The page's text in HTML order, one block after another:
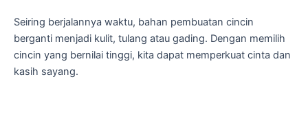
Seiring berjalannya waktu, bahan pembuatan cincin
berganti menjadi kulit, tulang atau gading. Dengan memilih
cincin yang bernilai tinggi, kita dapat memperkuat cinta dan
kasih sayang.